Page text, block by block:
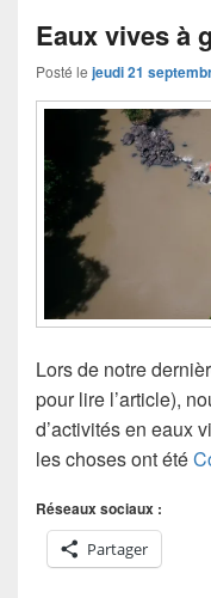
Eaux vives à
Posté le jeudi 21
Lors de notre
pour lire l’article),
d’activités en eaux
les choses ont été
Réseaux sociaux :
Partager